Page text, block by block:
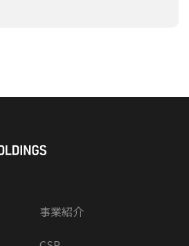
事業紹介